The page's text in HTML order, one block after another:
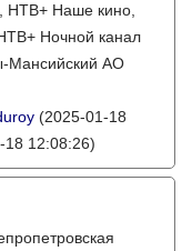
НТВ+ Наше кино,
Ночной канал
Мансийский АО
(2025-01-18
12:08:26)